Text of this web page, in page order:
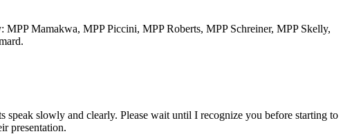
Mamakwa, MPP Piccini, MPP Roberts, MPP Schreiner, MPP Skelly,
speak slowly and clearly. Please wait until I recognize you before starting to
presentation.